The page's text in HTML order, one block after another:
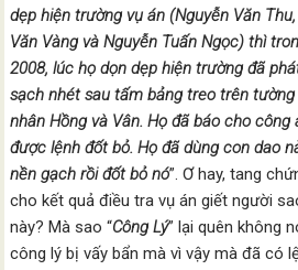
dẹp hiện trường vụ án (Nguyễn Văn
Văn Vàng và Nguyễn Tuấn Ngọc) thì
2008, lúc họ dọn dẹp hiện trường đã
sạch nhét sau tấm bảng treo trên
nhân Hồng và Vân. Họ đã báo cho
được lệnh đốt bỏ. Họ đã dùng con dao
nền gạch rồi đốt bỏ nó”. Ơ hay, tang
cho kết quả điều tra vụ án giết người
này? Mà sao “Công Lý” lại quên không
công lý bị vấy bẩn mà vì vậy mà đã có